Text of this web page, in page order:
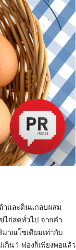
และดินแกลบผสม
ไก่สดทั่วไป จากคำ
มาณโซเดียมเท่ากับ
กิน 1 ฟองก็เพียงพอแล้ว